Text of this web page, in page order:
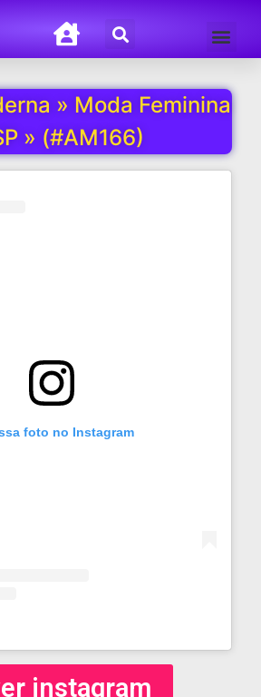
» Moda Feminina
» (#AM166)
foto no Instagram
instagram